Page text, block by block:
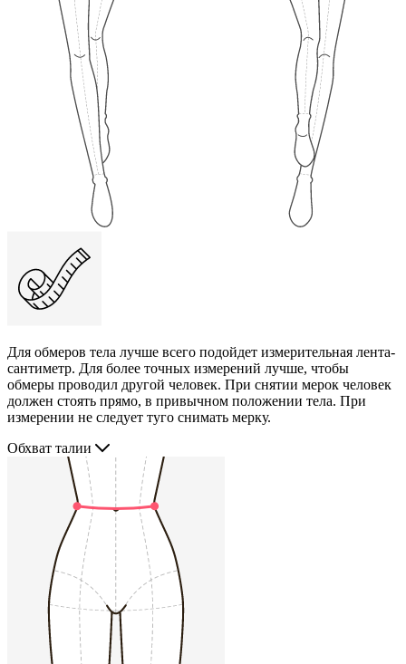
Для обмеров тела лучше всего подойдет измерительная лента-
сантиметр. Для более точных измерений лучше, чтобы
обмеры проводил другой человек. При снятии мерок человек
должен стоять прямо, в привычном положении тела. При
измерении не следует туго снимать мерку.
Обхват талии